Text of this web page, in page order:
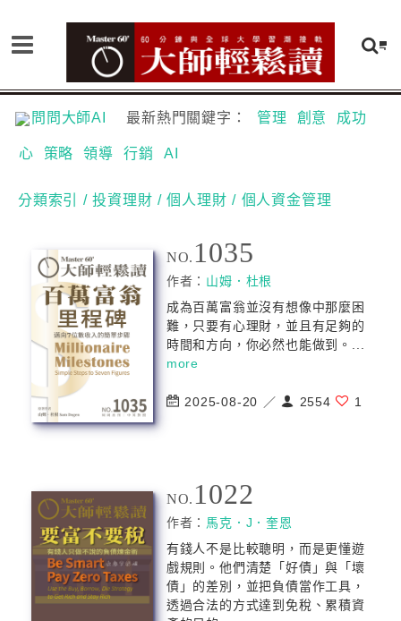
問問大師AI 最新熱門關鍵字： 管理 創意 成功
心 策略 領導 行銷 AI
分類索引 / 投資理財 / 個人理財 / 個人資金管理
NO. 1035
作者： 山姆．杜根
成為百萬富翁並沒有想像中那麼困
難，只要有心理財，並且有足夠的
時間和方向，你必然也能做到。...
more
2025-08-20 ／ 2554 1
NO. 1022
作者： 馬克．J．奎恩
有錢人不是比較聰明，而是更懂遊
戲規則。他們清楚「好債」與「壞
債」的差別，並把負債當作工具，
透過合法的方式達到免稅、累積資